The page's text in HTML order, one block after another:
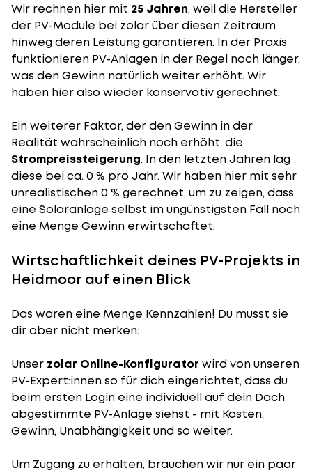
Wir rechnen hier mit 25 Jahren, weil die Hersteller
der PV-Module bei zolar über diesen Zeitraum
hinweg deren Leistung garantieren. In der Praxis
funktionieren PV-Anlagen in der Regel noch länger,
was den Gewinn natürlich weiter erhöht. Wir
haben hier also wieder konservativ gerechnet.
Ein weiterer Faktor, der den Gewinn in der
Realität wahrscheinlich noch erhöht: die
Strompreissteigerung. In den letzten Jahren lag
diese bei ca. 0 % pro Jahr. Wir haben hier mit sehr
unrealistischen 0 % gerechnet, um zu zeigen, dass
eine Solaranlage selbst im ungünstigsten Fall noch
eine Menge Gewinn erwirtschaftet.
Wirtschaftlichkeit deines PV-Projekts in
Heidmoor auf einen Blick
Das waren eine Menge Kennzahlen! Du musst sie
dir aber nicht merken:
Unser zolar Online-Konfigurator wird von unseren
PV-Expert:innen so für dich eingerichtet, dass du
beim ersten Login eine individuell auf dein Dach
abgestimmte PV-Anlage siehst - mit Kosten,
Gewinn, Unabhängigkeit und so weiter.
Um Zugang zu erhalten, brauchen wir nur ein paar